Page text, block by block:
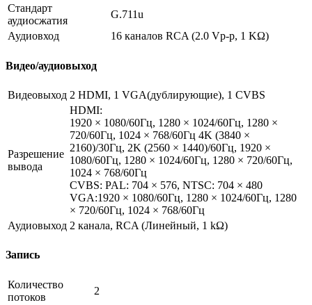
Стандарт
аудиосжатия
G.711u
Аудиовход
16 каналов RCA (2.0 Vp-p, 1 KΩ)
Видео/аудиовыход
Видеовыход 2 HDMI, 1 VGA(дублирующие), 1 CVBS
Разрешение
вывода
HDMI:
1920 × 1080/60Гц, 1280 × 1024/60Гц, 1280 ×
720/60Гц, 1024 × 768/60Гц 4K (3840 ×
2160)/30Гц, 2K (2560 × 1440)/60Гц, 1920 ×
1080/60Гц, 1280 × 1024/60Гц, 1280 × 720/60Гц,
1024 × 768/60Гц
CVBS: PAL: 704 × 576, NTSC: 704 × 480
VGA:1920 × 1080/60Гц, 1280 × 1024/60Гц, 1280
× 720/60Гц, 1024 × 768/60Гц
Аудиовыход 2 канала, RCA (Линейный, 1 kΩ)
Запись
Количество
потоков
2